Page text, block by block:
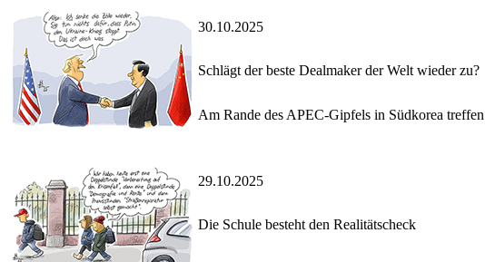
30.10.2025
Schlägt der beste Dealmaker der Welt wieder zu?
Am Rande des APEC-Gipfels in Südkorea
29.10.2025
Die Schule besteht den Realitätscheck